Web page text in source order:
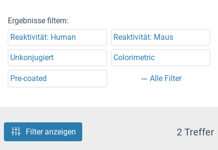
Ergebnisse filtern:
Reaktivität: Human
Reaktivität: Maus
Unkonjugiert Colorimetric
Pre-coated Alle Filter
Filter anzeigen 2 Treffer